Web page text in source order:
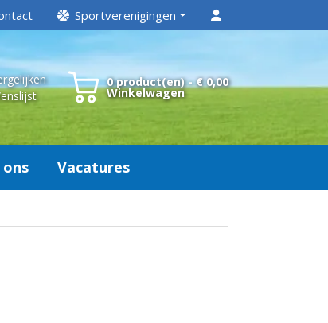
Sportverenigingen
Winkelwagen
0 product(en) - € 0,00
Vacatures